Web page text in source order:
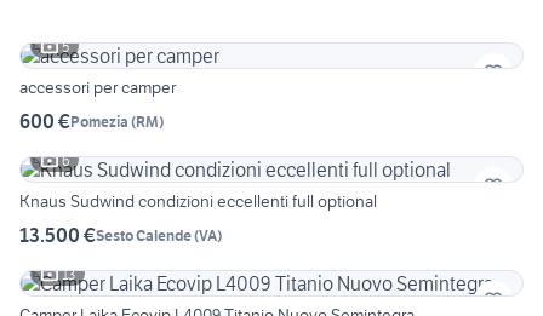
5
accessori per camper
600 €Pomezia (RM)
6
Knaus Sudwind condizioni eccellenti full optional
13.500 €Sesto Calende(VA)
13